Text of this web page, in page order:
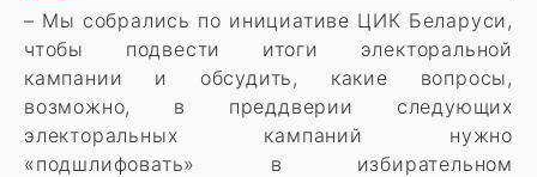
– Мы собрались по инициативе ЦИК Беларуси,
чтобы подвести итоги электоральной
кампании и обсудить, какие вопросы,
возможно, в преддверии следующих
электоральных кампаний нужно
«подшлифовать» в избирательном